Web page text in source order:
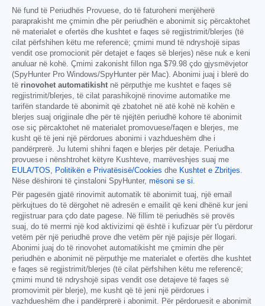
Në fund të Periudhës Provuese, do të faturoheni menjëherë
paraprakisht me çmimin dhe për periudhën e abonimit siç përcaktohet
në materialet e ofertës dhe kushtet e faqes së regjistrimit/blerjes (të
cilat përfshihen këtu me referencë; çmimi mund të ndryshojë sipas
vendit ose promocionit për detajet e faqes së blerjes) nëse nuk e keni
anuluar në kohë. Çmimi zakonisht fillon nga $79.98 çdo gjysmëvjetor
(SpyHunter Pro Windows/SpyHunter për Mac). Abonimi juaj i blerë do
të rinovohet automatikisht në përputhje me kushtet e faqes së
regjistrimit/blerjes, të cilat parashikojnë rinovime automatike me
tarifën standarde të abonimit që zbatohet në atë kohë në kohën e
blerjes suaj origjinale dhe për të njëjtën periudhë kohore të abonimit
ose siç përcaktohet në materialet promovuese/faqen e blerjes, me
kusht që të jeni një përdorues abonimi i vazhdueshëm dhe i
pandërprerë. Ju lutemi shihni faqen e blerjes për detaje. Periudha
provuese i nënshtrohet këtyre Kushteve, marrëveshjes suaj me
EULA/TOS, Politikën e Privatësisë/Cookies dhe Kushtet e Zbritjes.
Nëse dëshironi të çinstaloni SpyHunter, mësoni se si.
Për pagesën gjatë rinovimit automatik të abonimit tuaj, një email
përkujtues do të dërgohet në adresën e emailit që keni dhënë kur jeni
regjistruar para çdo date pagese. Në fillim të periudhës së provës
suaj, do të merrni një kod aktivizimi që është i kufizuar për t'u përdorur
vetëm për një periudhë prove dhe vetëm për një pajisje për llogari.
Abonimi juaj do të rinovohet automatikisht me çmimin dhe për
periudhën e abonimit në përputhje me materialet e ofertës dhe kushtet
e faqes së regjistrimit/blerjes (të cilat përfshihen këtu me referencë;
çmimi mund të ndryshojë sipas vendit ose detajeve të faqes së
promovimit për blerje), me kusht që të jeni një përdorues i
vazhdueshëm dhe i pandërprerë i abonimit. Për përdoruesit e abonimit